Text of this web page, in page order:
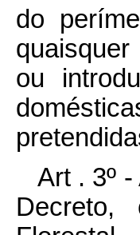
do
ou
Art . 3º
Decreto,